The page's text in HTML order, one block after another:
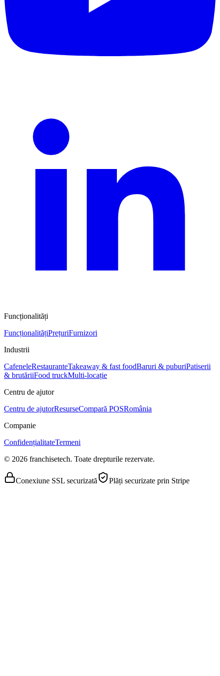
Funcționalități
FuncționalitățiPrețuriFurnizori
Industrii
CafeneleRestauranteTakeaway & fast foodBaruri & puburiPatiserii
& brutăriiFood truckMulti-locație
Centru de ajutor
Centru de ajutorResurseCompară POSRomânia
Companie
ConfidențialitateTermeni
© 2026 franchisetech. Toate drepturile rezervate.
Conexiune SSL securizată Plăți securizate prin Stripe